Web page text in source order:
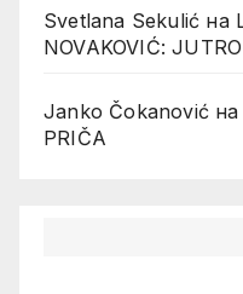
Svetlana Sekulić на
NOVAKOVIĆ:
Janko Čokanović на
PRIČA